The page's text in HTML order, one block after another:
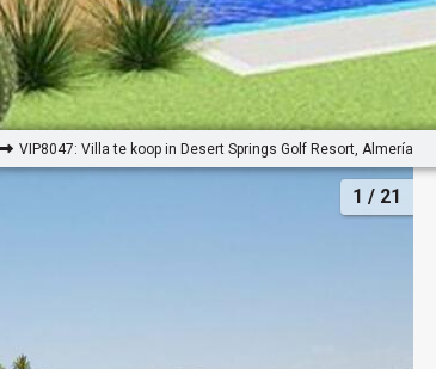
VIP8047: Villa te koop in Desert Springs Golf Resort, Almería
1 / 21